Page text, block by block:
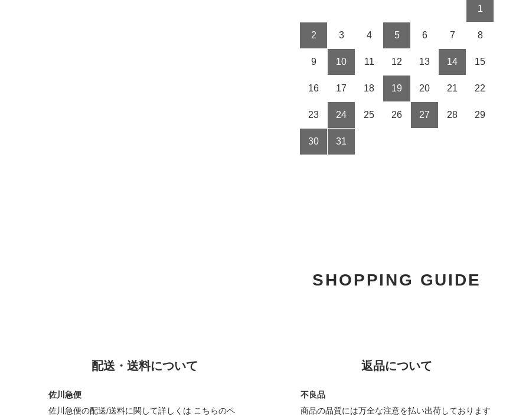
1
2 3 4 5 6 7 8
9 10 11 12 13 14 15
16 17 18 19 20 21 22
23 24 25 26 27 28 29
30 31
SHOPPING GUIDE
配送・送料について
佐川急便
佐川急便の配送/送料に関して詳しくは こちらのペ
返品について
不良品
商品の品質には万全な注意を払い出荷しております